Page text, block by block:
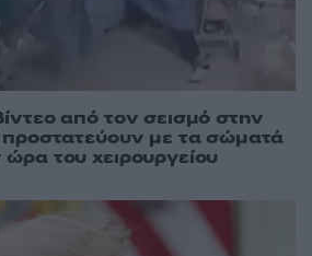
από τον σεισμό στην
προστατεύουν με τα σώματά
του χειρουργείου